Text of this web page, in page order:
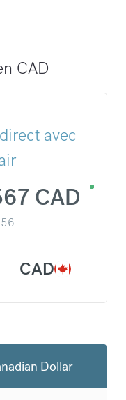
CAD
avec
CAD
CAD
Dollar